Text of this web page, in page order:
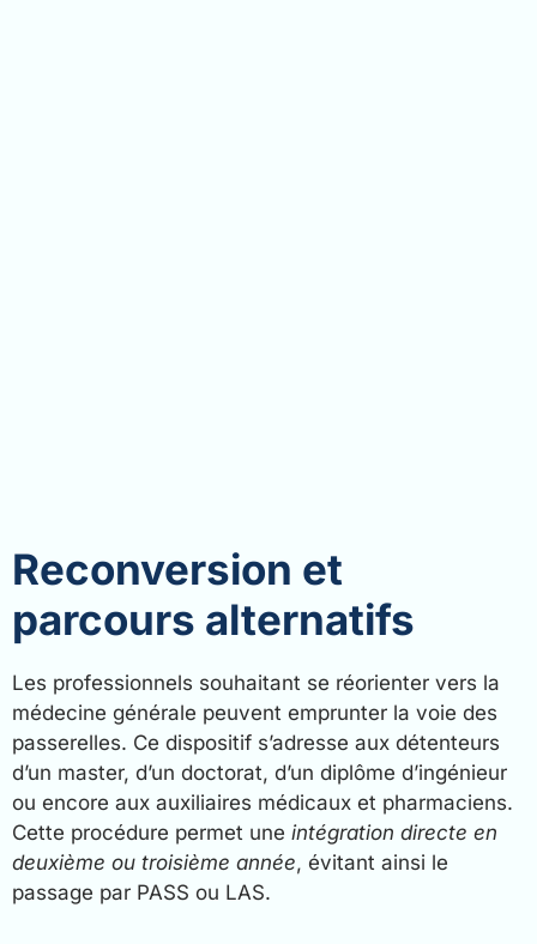
Reconversion et
parcours alternatifs
Les professionnels souhaitant se réorienter vers la
médecine générale peuvent emprunter la voie des
passerelles. Ce dispositif s’adresse aux détenteurs
d’un master, d’un doctorat, d’un diplôme d’ingénieur
ou encore aux auxiliaires médicaux et pharmaciens.
Cette procédure permet une intégration directe en
deuxième ou troisième année, évitant ainsi le
passage par PASS ou LAS.